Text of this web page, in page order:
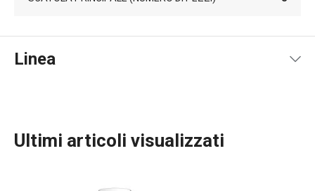
Linea
Ultimi articoli visualizzati